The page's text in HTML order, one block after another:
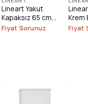
Lineart Yakut
Kapaksız 65 cm
Çamaşır Makinesi
Fiyat Sorunuz
Krem
1000
Fiyat